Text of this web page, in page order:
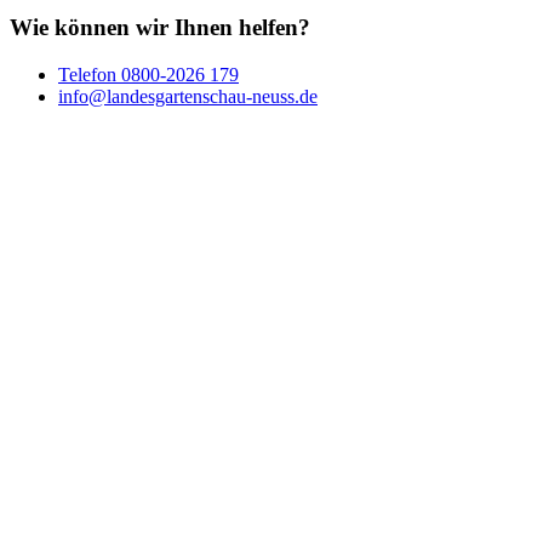
Wie können wir Ihnen helfen?
Telefon 0800-2026 179
info@landesgartenschau-neuss.de